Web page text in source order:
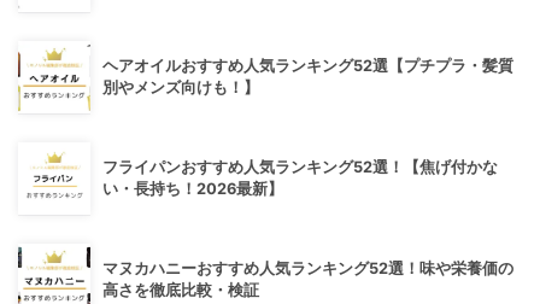
ヘアオイルおすすめ人気ランキング52選【プチプラ・髪質
別やメンズ向けも！】
フライパンおすすめ人気ランキング52選！【焦げ付かな
い・長持ち！2026最新】
マヌカハニーおすすめ人気ランキング52選！味や栄養価の
高さを徹底比較・検証